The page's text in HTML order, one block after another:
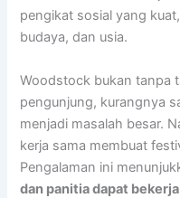
pengikat sosial yang
budaya, dan usia.
Woodstock bukan tanpa
pengunjung, kurangnya
menjadi masalah besar.
kerja sama membuat
Pengalaman ini
dan panitia dapat